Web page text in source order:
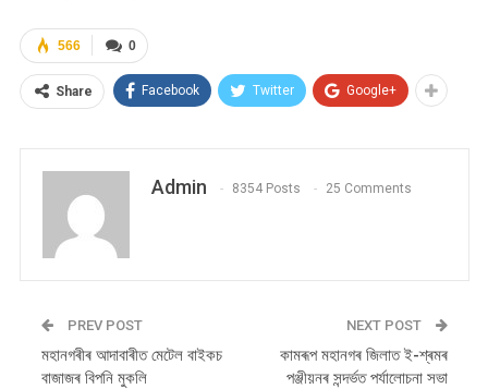
0
566
Share Facebook Twitter Google+
Admin 8354 Posts 25 Comments
PREV POST
মহানগৰীৰ আদাবাৰীত মেটেল বাইকচ
বাজাজৰ বিপনি মুকলি
NEXT POST
কামৰূপ মহানগৰ জিলাত ই-শ্ৰমৰ
পঞ্জীয়নৰ সন্দৰ্ভত পৰ্যালোচনা সভা